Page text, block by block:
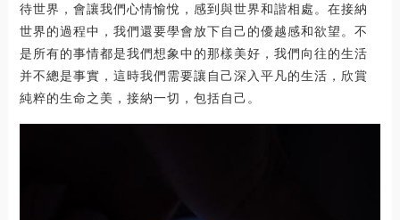
待世界，會讓我們心情愉悅，感到與世界和諧相處。在接納
世界的過程中，我們還要學會放下自己的優越感和欲望。不
是所有的事情都是我們想象中的那樣美好，我們向往的生活
并不總是事實，這時我們需要讓自己深入平凡的生活，欣賞
純粹的生命之美，接納一切，包括自己。